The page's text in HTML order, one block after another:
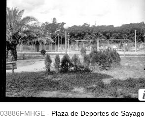
03886FMHGE - Plaza de Deportes de Sayago.